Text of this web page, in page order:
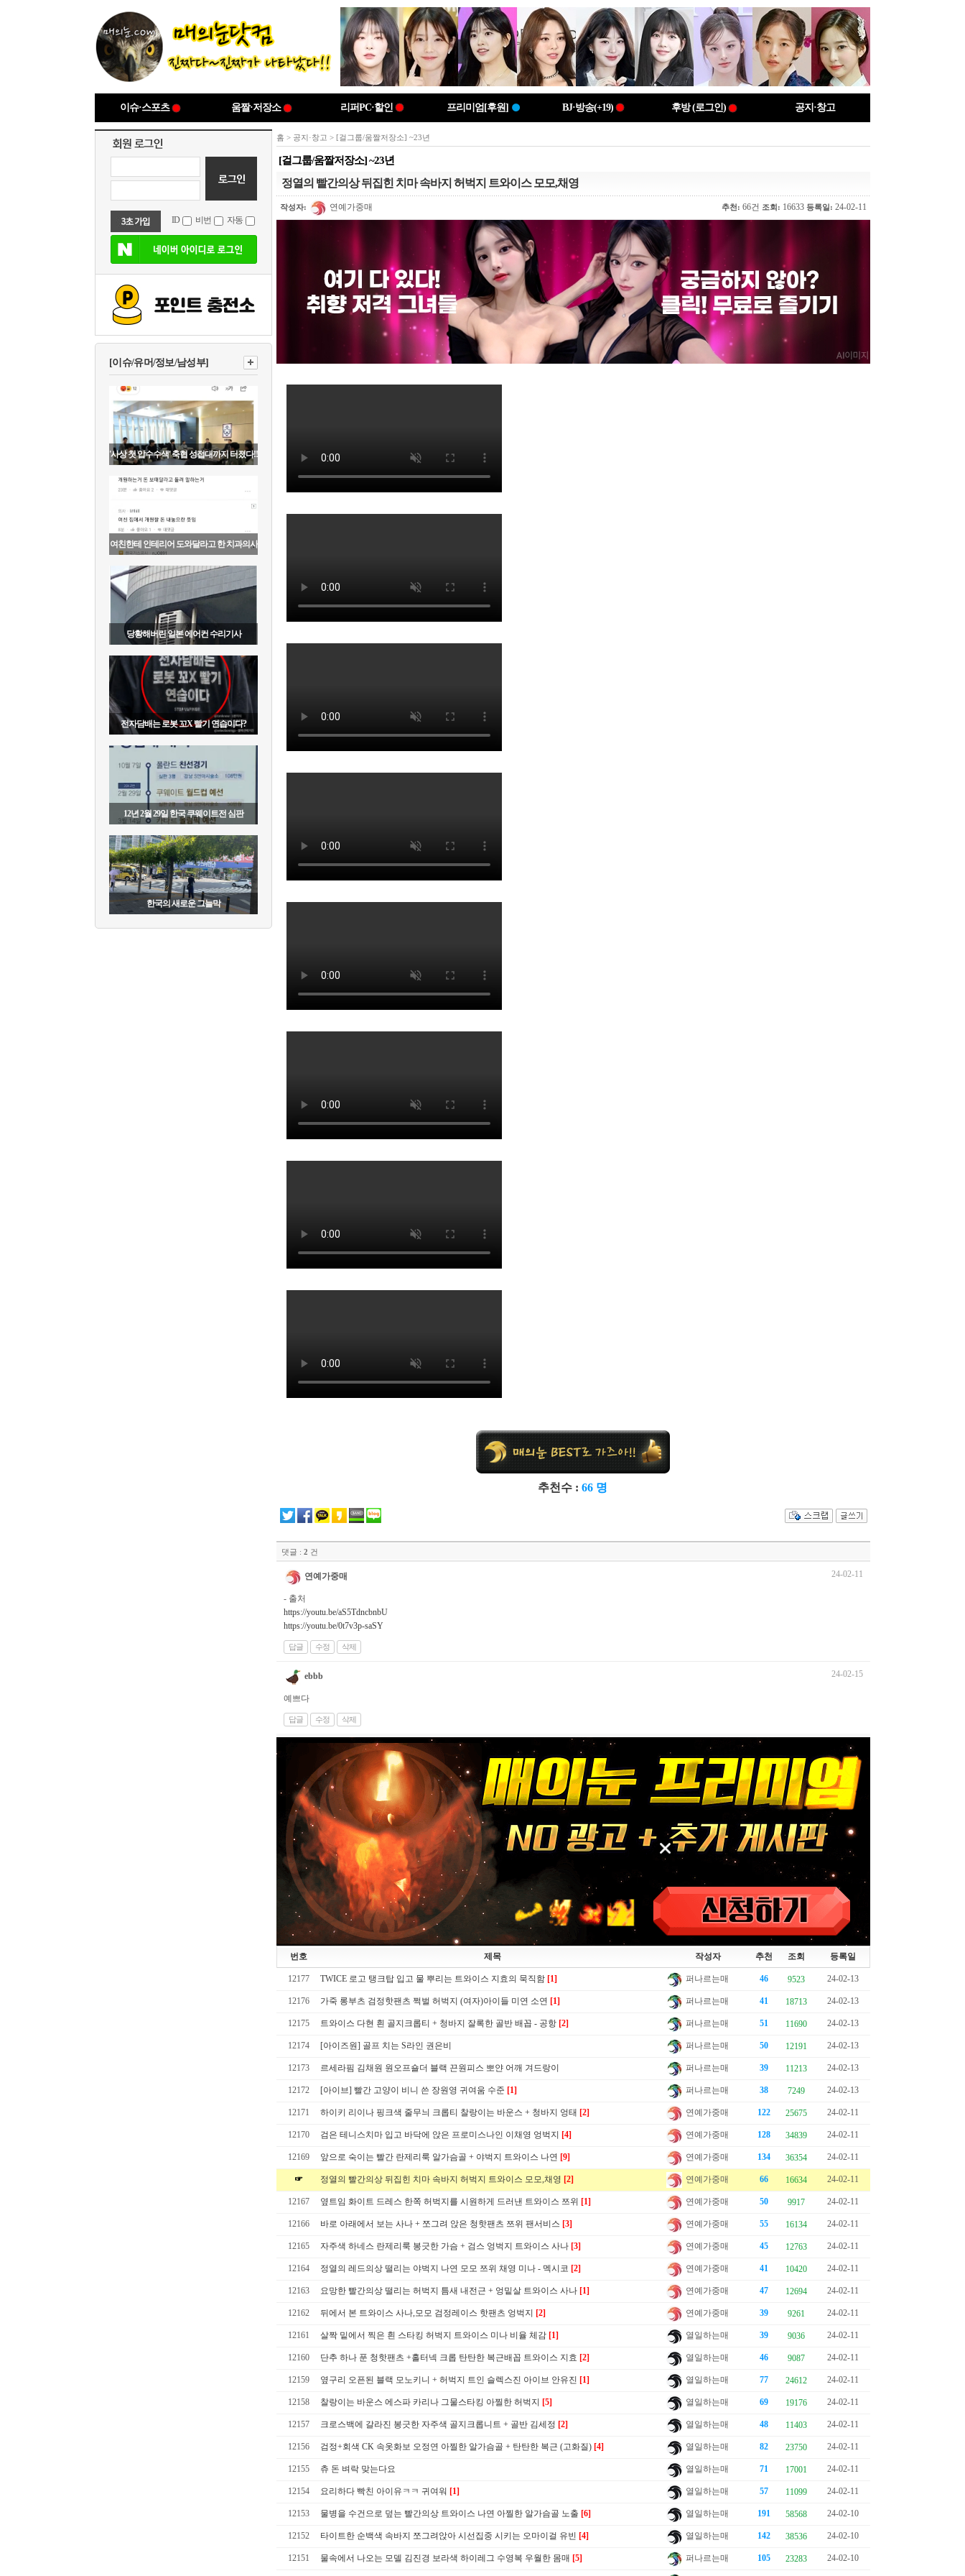
이슈·스포츠 움짤·저장소 리퍼PC·할인 프리미엄[후원] BJ·방송(+19) 후방 (로그인) 공지·창고
ID 비번 자동
[이슈/유머/정보/남성부]
'사상 첫 압수수색' 축협 성접대까지 터졌다!!
여친한테 인테리어 도와달라고 한 치과의사
당황해버린 일본 에어컨 수리기사
전자담배는 로봇 꼬X 빨기 연습이다?
12년 2월 29일 한국 쿠웨이트전 심판
한국의 새로운 그늘막
홈 > 공지·창고 > [걸그룹/움짤저장소] ~23년
[걸그룹/움짤저장소] ~23년
정열의 빨간의상 뒤집힌 치마 속바지 허벅지 트와이스 모모,채영
작성자: 연예가중매 추천: 66건 조회: 16633 등록일: 24-02-11
추천수 : 66 명
댓글 : 2 건
연예가중매 24-02-11
- 출처
https://youtu.be/aS5TdncbnbU
https://youtu.be/0t7v3p-saSY
답글 수정 삭제
ebbb 24-02-15
예쁘다
답글 수정 삭제
번호 제목 작성자 추천 조회 등록일
12177 TWICE 로고 탱크탑 입고 물 뿌리는 트와이스 지효의 묵직함 [1] 퍼나르는매 46 9523 24-02-13
12176 가죽 롱부츠 검정핫팬츠 쩍벌 허벅지 (여자)아이들 미연 소연 [1] 퍼나르는매 41 18713 24-02-13
12175 트와이스 다현 흰 골지크롭티 + 청바지 잘록한 골반 배꼽 - 공항 [2] 퍼나르는매 51 11690 24-02-13
12174 [아이즈원] 골프 치는 S라인 권은비 퍼나르는매 50 12191 24-02-13
12173 르세라핌 김채원 원오프숄더 블랙 끈원피스 뽀얀 어깨 겨드랑이 퍼나르는매 39 11213 24-02-13
12172 [아이브] 빨간 고양이 비니 쓴 장원영 귀여움 수준 [1] 퍼나르는매 38 7249 24-02-13
12171 하이키 리이나 핑크색 줄무늬 크롭티 찰랑이는 바운스 + 청바지 엉태 [2] 연예가중매 122 25675 24-02-11
12170 검은 테니스치마 입고 바닥에 앉은 프로미스나인 이채영 엉벅지 [4] 연예가중매 128 34839 24-02-11
12169 앞으로 숙이는 빨간 란제리룩 알가슴골 + 야벅지 트와이스 나연 [9] 연예가중매 134 36354 24-02-11
☞ 정열의 빨간의상 뒤집힌 치마 속바지 허벅지 트와이스 모모,채영 [2] 연예가중매 66 16634 24-02-11
12167 옆트임 화이트 드레스 한쪽 허벅지를 시원하게 드러낸 트와이스 쯔위 [1] 연예가중매 50 9917 24-02-11
12166 바로 아래에서 보는 사나 + 쪼그려 앉은 청핫팬츠 쯔위 팬서비스 [3] 연예가중매 55 16134 24-02-11
12165 자주색 하네스 란제리룩 봉긋한 가슴 + 검스 엉벅지 트와이스 사나 [3] 연예가중매 45 12763 24-02-11
12164 정열의 레드의상 떨리는 야벅지 나연 모모 쯔위 채영 미나 - 멕시코 [2] 연예가중매 41 10420 24-02-11
12163 요망한 빨간의상 떨리는 허벅지 틈새 내전근 + 엉밑살 트와이스 사나 [1] 연예가중매 47 12694 24-02-11
12162 뒤에서 본 트와이스 사나,모모 검정레이스 핫팬츠 엉벅지 [2] 연예가중매 39 9261 24-02-11
12161 살짝 밑에서 찍은 흰 스타킹 허벅지 트와이스 미나 비율 체감 [1] 열일하는매 39 9036 24-02-11
12160 단추 하나 푼 청핫팬츠 +홀터넥 크롭 탄탄한 복근배꼽 트와이스 지효 [2] 열일하는매 46 9087 24-02-11
12159 옆구리 오픈된 블랙 모노키니 + 허벅지 트인 슬렉스진 아이브 안유진 [1] 열일하는매 77 24612 24-02-11
12158 찰랑이는 바운스 에스파 카리나 그물스타킹 아찔한 허벅지 [5] 열일하는매 69 19176 24-02-11
12157 크로스백에 갈라진 봉긋한 자주색 골지크롭니트 + 골반 김세정 [2] 열일하는매 48 11403 24-02-11
12156 검정+회색 CK 속옷화보 오정연 아찔한 알가슴골 + 탄탄한 복근 (고화질) [4] 열일하는매 82 23750 24-02-11
12155 츄 돈 벼락 맞는다요 열일하는매 71 17001 24-02-11
12154 요리하다 빡친 아이유ㅋㅋ 귀여워 [1] 열일하는매 57 11099 24-02-11
12153 물병을 수건으로 덮는 빨간의상 트와이스 나연 아찔한 알가슴골 노출 [6] 열일하는매 191 58568 24-02-10
12152 타이트한 순백색 속바지 쪼그려앉아 시선집중 시키는 오마이걸 유빈 [4] 열일하는매 142 38536 24-02-10
12151 물속에서 나오는 모델 김진경 보라색 하이레그 수영복 우월한 몸매 [5] 퍼나르는매 105 23283 24-02-10